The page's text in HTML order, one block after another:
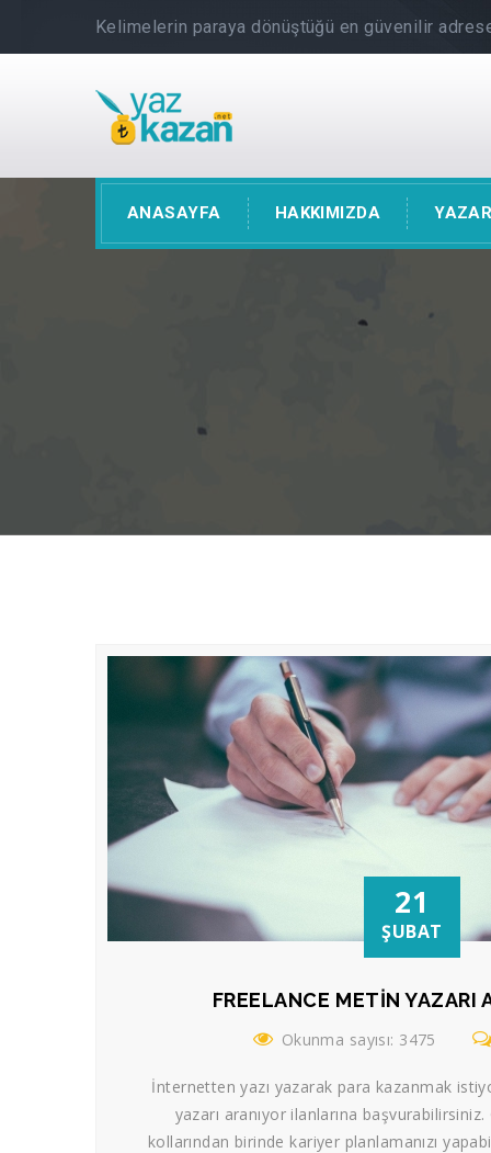
Kelimelerin paraya dönüştüğü en güvenilir
ANASAYFA HAKKIMIZDA
21
ŞUBAT
FREELANCE METIN YAZARI
Okunma sayısı: 3475
İnternetten yazı yazarak para kazanmak
yazarı aranıyor ilanlarına başvurabilirsiniz.
kollarından birinde kariyer planlamanızı